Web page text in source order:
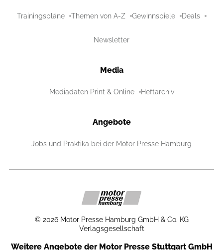
Trainingspläne Themen von A-Z Gewinnspiele Deals
Newsletter
Media
Mediadaten Print & Online Heftarchiv
Angebote
Jobs und Praktika bei der Motor Presse Hamburg
© 2026 Motor Presse Hamburg GmbH & Co. KG
Verlagsgesellschaft
Weitere Angebote der Motor Presse Stuttgart GmbH